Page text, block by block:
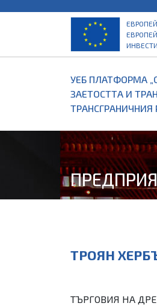
УЕБ ПЛАТФОРМА
ЗАЕТОСТТА И
ТРАНСГРАНИЧНИЯ
ТРОЯН
ТЪРГОВИЯ НА